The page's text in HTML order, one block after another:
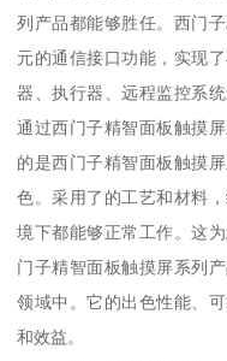
列产品都能够胜任。西门
元的通信接口功能，实现
器、执行器、远程监控系
通过西门子精智面板触摸
的是西门子精智面板触摸
色。采用了的工艺和材料
境下都能够正常工作。这
门子精智面板触摸屏系列
领域中。它的出色性能、
和效益。